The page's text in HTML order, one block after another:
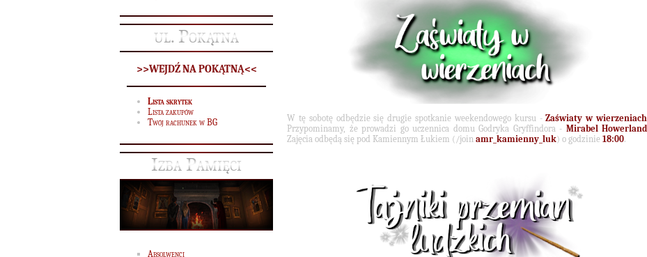
ul. Pokątna
>>WEJDŹ NA POKĄTNĄ<<
Lista skrytek
Lista zakupów
Twój rachunek w BG
Izba Pamięci
Absolwenci
W tę sobotę odbędzie się drugie spotkanie weekendowego kursu -Zaświaty w wierzeniach
Przypominamy, że prowadzi go uczennica domu Godryka Gryffindora - Mirabel Howerland
Zajęcia odbędą się pod Kamiennym Łukiem (/join amr_kamienny_luk) o godzinie 18:00.